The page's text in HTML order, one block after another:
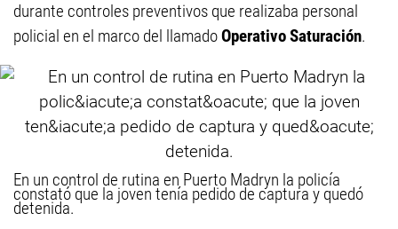
durante controles preventivos que realizaba personal
policial en el marco del llamadoOperativo Saturación.
En un control de rutina en Puerto Madryn la policía
constató que la joven tenía pedido de captura y quedó
detenida.